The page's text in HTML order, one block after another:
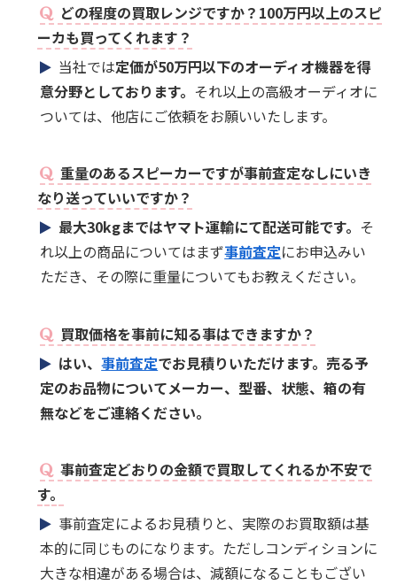
どの程度の買取レンジですか？100万円以上のスピ
ーカも買ってくれます？
当社では定価が50万円以下のオーディオ機器を得
意分野としております。 それ以上の高級オーディオに
ついては、他店にご依頼をお願いいたします。
重量のあるスピーカーですが事前査定なしにいき
なり送っていいですか？
最大30kgまではヤマト運輸にて配送可能です。 そ
れ以上の商品についてはまず事前査定にお申込みい
ただき、その際に重量についてもお教えください。
買取価格を事前に知る事はできますか？
はい、事前査定でお見積りいただけます。売る予
定のお品物についてメーカー、型番、状態、箱の有
無などをご連絡ください。
事前査定どおりの金額で買取してくれるか不安で
す。
事前査定によるお見積りと、実際のお買取額は基
本的に同じものになります。ただしコンディションに
大きな相違がある場合は、減額になることもござい